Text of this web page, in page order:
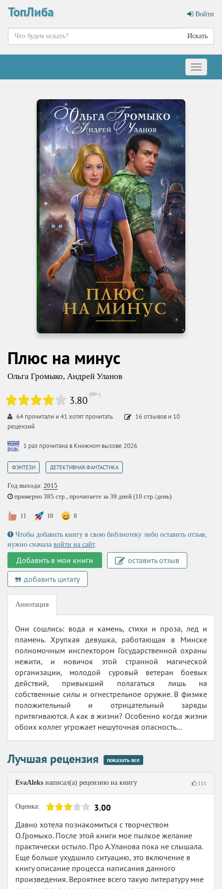
ТопЛиба Войти
Искать
Меню
Плюс на минус
Ольга Громыко, Андрей Уланов
3.80 (99+)
64 прочитали и 41 хотят прочитать 16отзывов и 10
рецензий
1 раз прочитана в Книжном вызове 2026
ФЭНТЕЗИ ДЕТЕКТИВНАЯ ФАНТАСТИКА
Год выхода: 2015
примерно 385 стр., прочитаете за 39 дней (10 стр./день)
11 10 8
Чтобы добавить книгу в свою библиотеку либо оставить отзыв,
нужно сначала войти на сайт.
Добавить в мои книги
оставить отзыв
добавить цитату
Аннотация
Они сошлись: вода и камень, стихи и проза, лед и
пламень. Хрупкая девушка, работающая в Минске
полномочным инспектором Государственной охраны
нежити, и новичок этой странной магической
организации, молодой суровый ветеран боевых
действий, привыкший полагаться лишь на
собственные силы и огнестрельное оружие. В физике
положительный и отрицательный заряды
притягиваются. А как в жизни? Особенно когда жизни
обоих коллег угрожает нешуточная опасность...
Лучшая рецензия показать все
EvaAleks написал(а) рецензию на книгу 111
Оценка: 3.00
Давно хотела познакомиться с творчеством
О.Громыко. После этой книги мое пылкое желание
практически остыло. Про А.Уланова пока не слышала.
Еще больше ухудшило ситуацию, это включение в
книгу описание процесса написания данного
произведения. Вероятнее всего такую литературу мне